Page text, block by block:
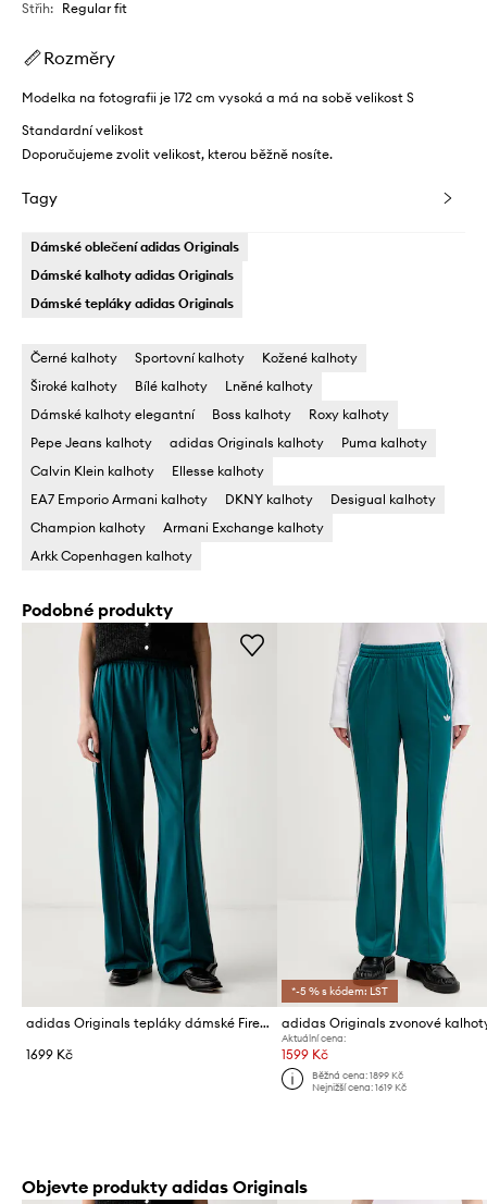
Střih: Regular fit
Rozměry
Modelka na fotografii je 172 cm vysoká a má na sobě velikost S
Standardní velikost
Doporučujeme zvolit velikost, kterou běžně nosíte.
Tagy
Dámské oblečení adidas Originals
Dámské kalhoty adidas Originals
Dámské tepláky adidas Originals
Černé kalhoty Sportovní kalhoty
Kožené kalhoty
Široké kalhoty
Bílé kalhoty
Lněné kalhoty
Dámské kalhoty elegantní
Boss kalhoty
Roxy kalhoty
Pepe Jeans kalhoty
adidas Originals kalhoty
Puma kalhoty
Calvin Klein kalhoty
Ellesse kalhoty
EA7 Emporio Armani kalhoty
DKNY kalhoty
Desigual kalhoty
Champion kalhoty
Armani Exchange kalhoty
Arkk Copenhagen kalhoty
Podobné produkty
adidas Originals tepláky dámské Firebird
1699 Kč
*-5 % s kódem: LST
Aktuální cena:
1599 Kč
Běžná cena: 1899 Kč
Nejnižší cena: 1619 Kč
Objevte produkty adidas Originals